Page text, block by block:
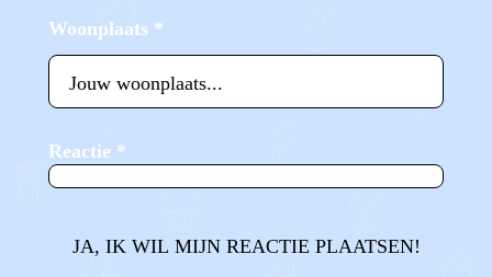
Woonplaats *
Reactie *
JA, IK WIL MIJN REACTIE PLAATSEN!